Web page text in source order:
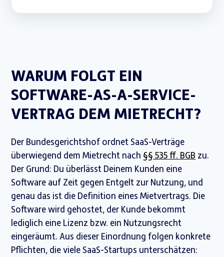
WARUM FOLGT EIN
SOFTWARE-AS-A-SERVICE-
VERTRAG DEM MIETRECHT?
Der Bundesgerichtshof ordnet SaaS-Verträge
überwiegend dem Mietrecht nach §§ 535 ff. BGB zu.
Der Grund: Du überlässt Deinem Kunden eine
Software auf Zeit gegen Entgelt zur Nutzung, und
genau das ist die Definition eines Mietvertrags. Die
Software wird gehostet, der Kunde bekommt
lediglich eine Lizenz bzw. ein Nutzungsrecht
eingeräumt. Aus dieser Einordnung folgen konkrete
Pflichten, die viele SaaS-Startups unterschätzen: